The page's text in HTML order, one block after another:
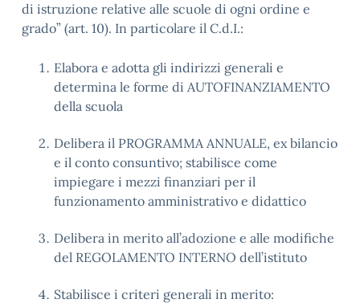
di istruzione relative alle scuole di ogni ordine e
grado” (art. 10). In particolare il C.d.I.:
Elabora e adotta gli indirizzi generali e
determina le forme di AUTOFINANZIAMENTO
della scuola
Delibera il PROGRAMMA ANNUALE, ex bilancio
e il conto consuntivo; stabilisce come
impiegare i mezzi finanziari per il
funzionamento amministrativo e didattico
Delibera in merito all’adozione e alle modifiche
del REGOLAMENTO INTERNO dell’istituto
Stabilisce i criteri generali in merito: